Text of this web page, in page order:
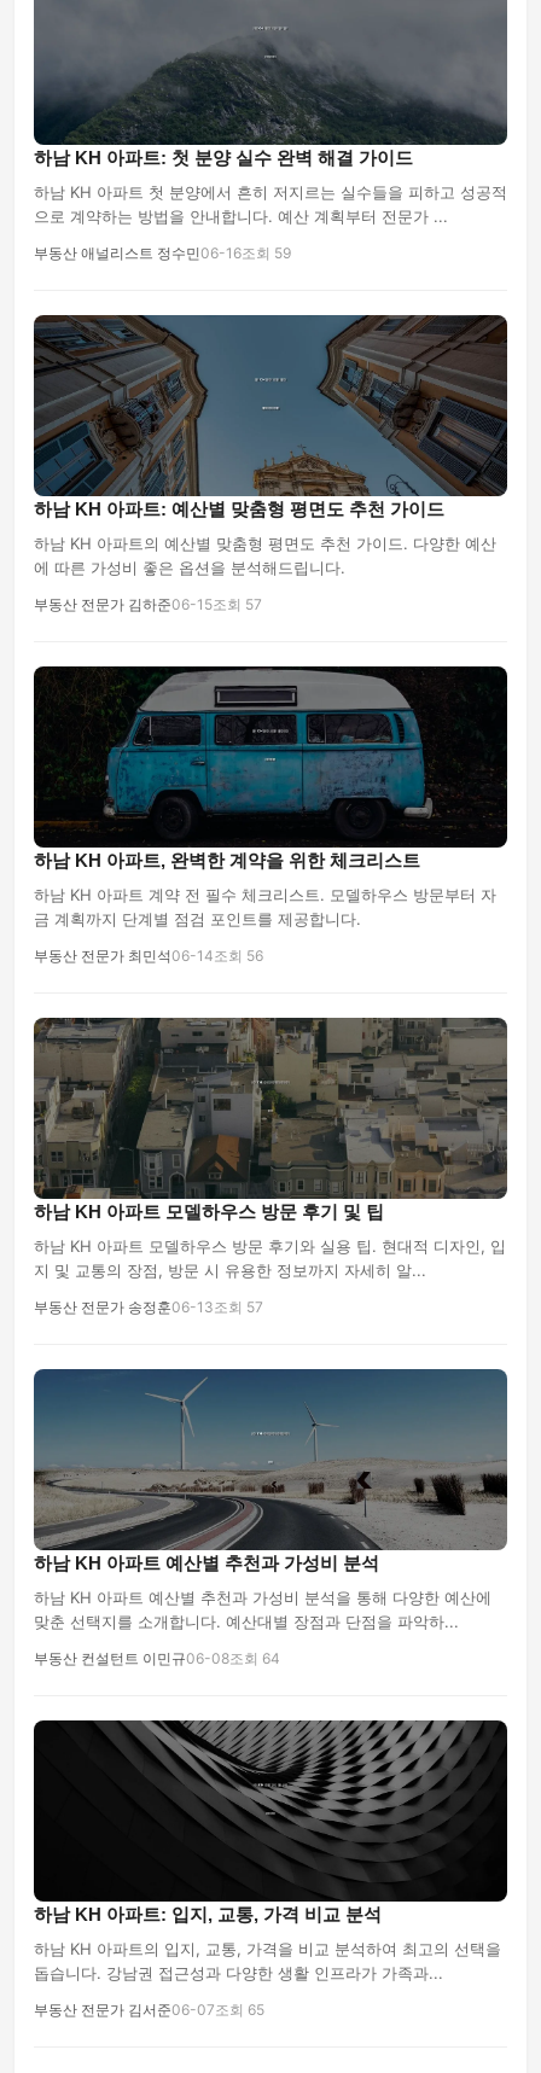
하남 KH 아파트: 첫 분양 실수 완벽 해결 가이드
하남 KH 아파트 첫 분양에서 흔히 저지르는 실수들을 피하고 성공적
으로 계약하는 방법을 안내합니다. 예산 계획부터 전문가 ...
부동산 애널리스트 정수민06-16조회 59
하남 KH 아파트: 예산별 맞춤형 평면도 추천 가이드
하남 KH 아파트의 예산별 맞춤형 평면도 추천 가이드. 다양한 예산
에 따른 가성비 좋은 옵션을 분석해드립니다.
부동산 전문가 김하준06-15조회 57
하남 KH 아파트, 완벽한 계약을 위한 체크리스트
하남 KH 아파트 계약 전 필수 체크리스트. 모델하우스 방문부터 자
금 계획까지 단계별 점검 포인트를 제공합니다.
부동산 전문가 최민석06-14조회 56
하남 KH 아파트 모델하우스 방문 후기 및 팁
하남 KH 아파트 모델하우스 방문 후기와 실용 팁. 현대적 디자인, 입
지 및 교통의 장점, 방문 시 유용한 정보까지 자세히 알...
부동산 전문가 송정훈06-13조회 57
하남 KH 아파트 예산별 추천과 가성비 분석
하남 KH 아파트 예산별 추천과 가성비 분석을 통해 다양한 예산에
맞춘 선택지를 소개합니다. 예산대별 장점과 단점을 파악하...
부동산 컨설턴트 이민규06-08조회 64
하남 KH 아파트: 입지, 교통, 가격 비교 분석
하남 KH 아파트의 입지, 교통, 가격을 비교 분석하여 최고의 선택을
돕습니다. 강남권 접근성과 다양한 생활 인프라가 가족과...
부동산 전문가 김서준06-07조회 65